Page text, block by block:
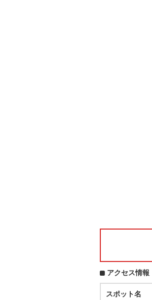
アクセス情報
スポット名